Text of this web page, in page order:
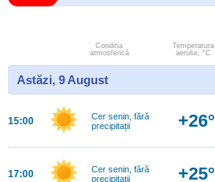
Conditia
atmosferică
Temperatura
aerului, °C
Astăzi, 9 August
15:00
Cer senin, fără
precipitații
+26°
17:00
Cer senin, fără
precipitații
+25°